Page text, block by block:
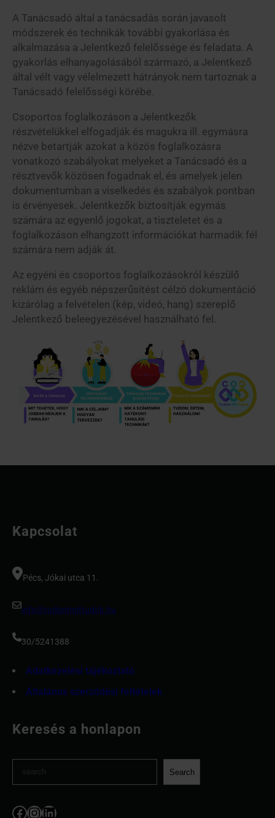
A Tanácsadó által a tanácsadás során javasolt
módszerek és technikák további gyakorlása és
alkalmazása a Jelentkező felelőssége és feladata. A
gyakorlás elhanyagolásából származó, a Jelentkező
által vélt vagy vélelmezett hátrányok nem tartoznak a
Tanácsadó felelősségi körébe.
Csoportos foglalkozáson a Jelentkezők
részvételükkel elfogadják és magukra ill. egymásra
nézve betartják azokat a közös foglalkozásra
vonatkozó szabályokat melyeket a Tanácsadó és a
résztvevők közösen fogadnak el, és amelyek jelen
dokumentumban a viselkedés és szabályok pontban
is érvényesek. Jelentkezők biztosítják egymás
számára az egyenlő jogokat, a tiszteletet és a
foglalkozáson elhangzott információkat harmadik fél
számára nem adják át.
Az egyéni és csoportos foglalkozásokról készülő
reklám és egyéb népszerűsítést célzó dokumentáció
kizárólag a felvételen (kép, videó, hang) szereplő
Jelentkező beleegyezésével használható fel.
Kapcsolat
Pécs, Jókai utca 11.
info@tudommittudok.hu
30/5241388
Adatkezelési tájékoztató
Általános szerződési feltételek
Keresés a honlapon
r
Search
Facebook InstagramLinkedIn